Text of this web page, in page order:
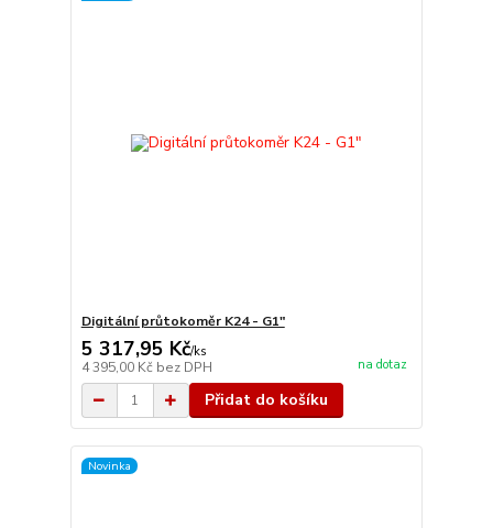
Digitální průtokoměr K24 - G1"
5 317,95 Kč/ks
4 395,00 Kč bez DPH na dotaz
Přidat do košíku
Novinka